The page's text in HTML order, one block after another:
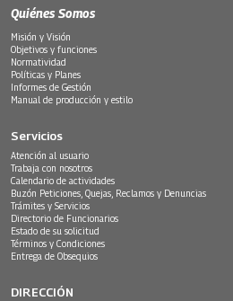
Quiénes Somos
Misión y Visión
Objetivos y funciones
Normatividad
Políticas y Planes
Informes de Gestión
Manual de producción y estilo
Servicios
Atención al usuario
Trabaja con nosotros
Calendario de actividades
Buzón Peticiones, Quejas, Reclamos y Denuncias
Trámites y Servicios
Directorio de Funcionarios
Estado de su solicitud
Términos y Condiciones
Entrega de Obsequios
DIRECCIÓN